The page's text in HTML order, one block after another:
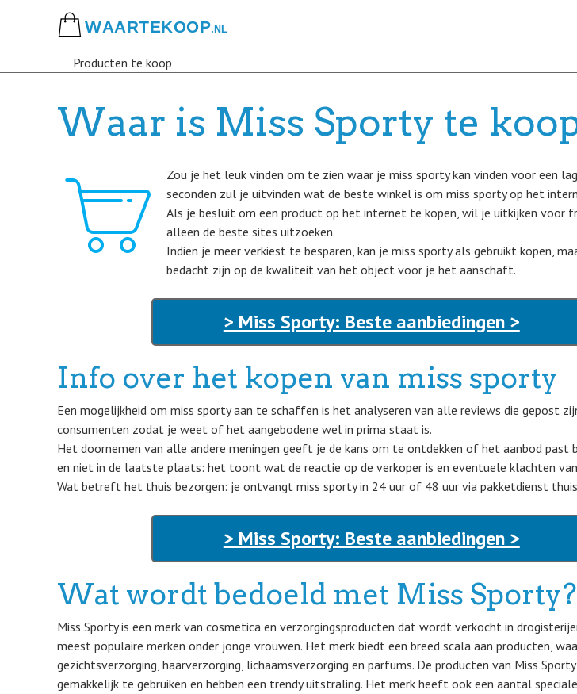
Producten te koop
Waar is Miss Sporty te
Zou je het leuk vinden om te zien waar je miss sporty kan vinden voor een
seconden zul je uitvinden wat de beste winkel is om miss sporty op het
Als je besluit om een product op het internet te kopen, wil je uitkijken voor
alleen de beste sites uitzoeken.
Indien je meer verkiest te besparen, kan je miss sporty als gebruikt kopen,
bedacht zijn op de kwaliteit van het object voor je het aanschaft.
> Miss Sporty: Beste aanbiedingen >
Info over het kopen van miss sporty
Een mogelijkheid om miss sporty aan te schaffen is het analyseren van alle reviews die gepost
consumenten zodat je weet of het aangebodene wel in prima staat is.
Het doornemen van alle andere meningen geeft je de kans om te ontdekken of het aanbod past
en niet in de laatste plaats: het toont wat de reactie op de verkoper is en eventuele klachten van
Wat betreft het thuis bezorgen: je ontvangt miss sporty in 24 uur of 48 uur via pakketdienst
> Miss Sporty: Beste aanbiedingen >
Wat wordt bedoeld met Miss Sporty?
Miss Sporty is een merk van cosmetica en verzorgingsproducten dat wordt verkocht in
meest populaire merken onder jonge vrouwen. Het merk biedt een breed scala aan producten,
gezichtsverzorging, haarverzorging, lichaamsverzorging en parfums. De producten van Miss
gemakkelijk te gebruiken en hebben een trendy uitstraling. Het merk heeft ook een aantal